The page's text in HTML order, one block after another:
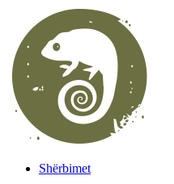
Shërbimet